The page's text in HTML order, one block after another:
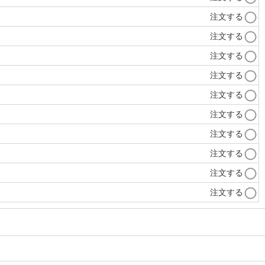
注文する
注文する
注文する
注文する
注文する
注文する
注文する
注文する
注文する
注文する